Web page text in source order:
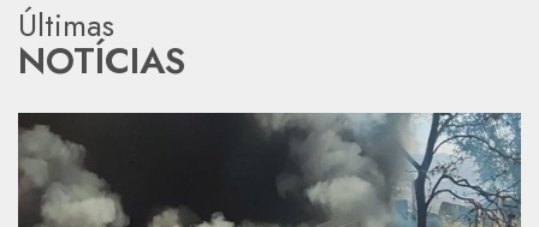
Últimas
NOTÍCIAS